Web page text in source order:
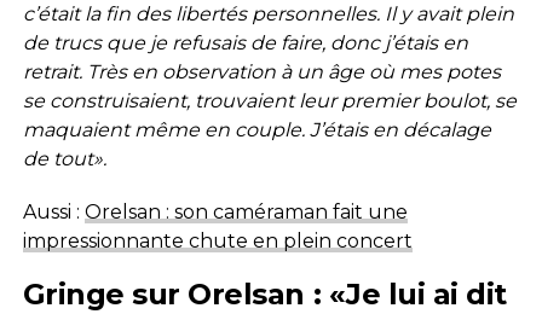
c’était la fin des libertés personnelles. Il y avait plein
de trucs que je refusais de faire, donc j’étais en
retrait. Très en observation à un âge où mes potes
se construisaient, trouvaient leur premier boulot, se
maquaient même en couple. J’étais en décalage
de tout».
Aussi : Orelsan : son caméraman fait une
impressionnante chute en plein concert
Gringe sur Orelsan : «Je lui ai dit